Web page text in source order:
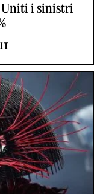
Uniti i sinistri